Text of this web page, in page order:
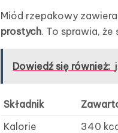
Miód rzepakowy
prostych. To sprawia,
Dowiedź się również:
Składnik
Kalorie
340